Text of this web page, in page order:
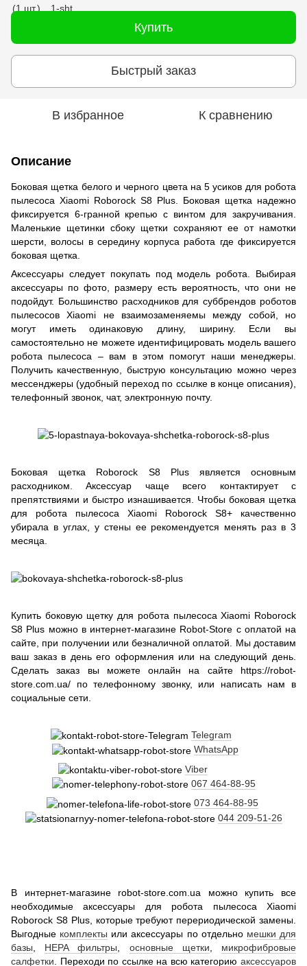
Купить
Быстрый заказ
В избранное К сравнению
Описание
Боковая щетка белого и черного цвета на 5 усиков для робота
пылесоса Xiaomi Roborock S8 Plus. Боковая щетка надежно
фиксируется 6-гранной крепью с винтом для закручивания.
Маленькие щетинки сбоку щетки сохраняют ее от намотки
шерсти, волосы в середину корпуса работа где фиксируется
боковая щетка.
Аксессуары следует покупать под модель робота. Выбирая
аксессуары по фото, размеру есть вероятность, что они не
подойдут. Большинство расходников для суббрендов роботов
пылесосов Xiaomi не взаимозаменяемы между собой, но
могут иметь одинаковую длину, ширину. Если вы
самостоятельно не можете идентифицировать модель вашего
робота пылесоса – вам в этом помогут наши менеджеры.
Получить качественную, быструю консультацию можно через
мессенджеры (удобный переход по ссылке в конце описания),
телефонный звонок, чат, электронную почту.
Боковая щетка Roborock S8 Plus является основным
расходником. Аксессуар чаще всего контактирует с
препятствиями и быстро изнашивается. Чтобы боковая щетка
для робота пылесоса Xiaomi Roborock S8+ качественно
убирала в углах, у стены ее рекомендуется менять раз в 3
месяца.
Купить боковую щетку для робота пылесоса Xiaomi Roborock
S8 Plus можно в интернет-магазине Robot-Store с оплатой на
сайте, при получении или безналичной оплатой. Мы доставим
ваш заказ в день его оформления или на следующий день.
Сделать заказ вы можете онлайн на сайте https://robot-
store.com.ua/ по телефонному звонку, или написать нам в
социальные сети.
Telegram
WhatsApp
Viber
067 464-88-95
073 464-88-95
044 209-51-26
В интернет-магазине robot-store.com.ua можно купить все
необходимые аксессуары для робота пылесоса Xiaomi
Roborock S8 Plus, которые требуют перериодической замены.
Выгодные комплекты или аксессуары по отдельно мешки для
базы
HEPA фильтры основные щетки
микрофибровые
салфетки . Переходи по ссылке на всю категорию аксессуаров